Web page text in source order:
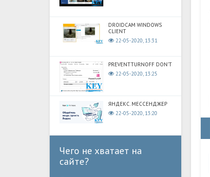
DROIDCAM WINDOWS
CLIENT
22-05-2020, 13:31
PREVENTTURNOFF DON'T
22-05-2020, 13:25
ЯНДЕКС. МЕССЕНДЖЕР
22-05-2020, 13:20
Чего не хватает на
сайте?